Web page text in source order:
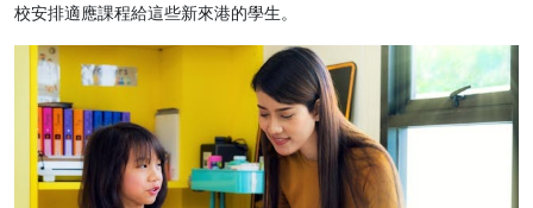
校安排適應課程給這些新來港的學生。